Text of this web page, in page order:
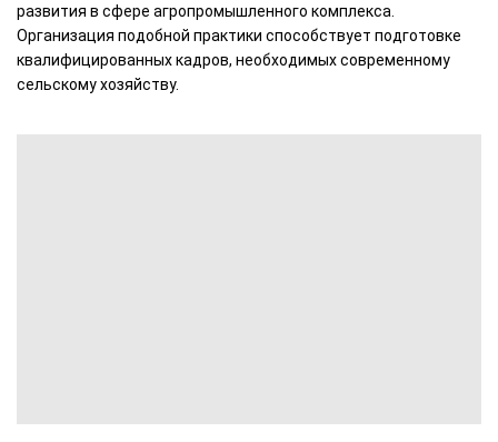
развития в сфере агропромышленного комплекса.
Организация подобной практики способствует подготовке
квалифицированных кадров, необходимых современному
сельскому хозяйству.